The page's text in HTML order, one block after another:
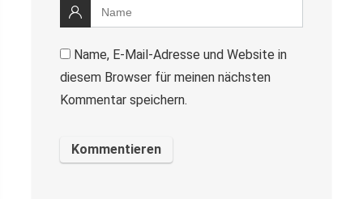
Name, E-Mail-Adresse und Website in
diesem Browser für meinen nächsten
Kommentar speichern.